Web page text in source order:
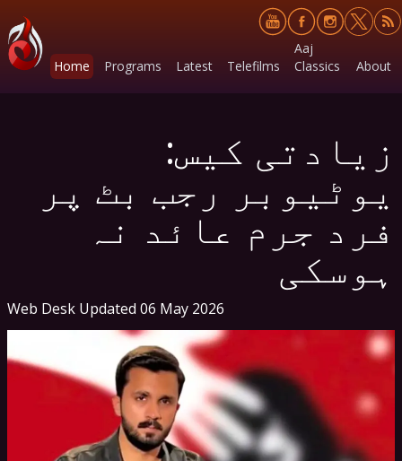
Home Programs Latest Telefilms
Aaj
Classics
About
زیادتی کیس:
یوٹیوبر رجب بٹ پر
فرد جرم عائد نہ
ہوسکی
Web Desk Updated 06 May 2026